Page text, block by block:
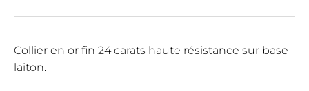
Collier en or fin 24 carats haute résistance sur base
laiton.